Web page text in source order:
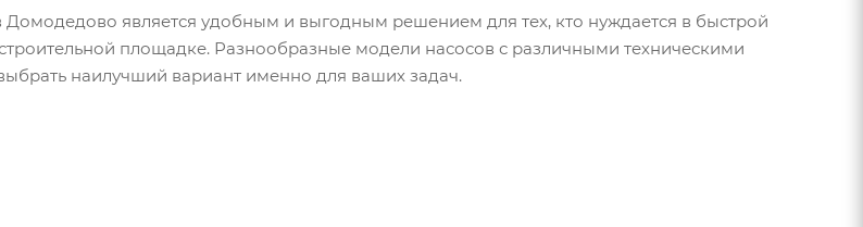
Домодедово является удобным и выгодным решением для тех, кто нуждается в быстрой
площадке. Разнообразные модели насосов с различными техническими
наилучший вариант именно для ваших задач.